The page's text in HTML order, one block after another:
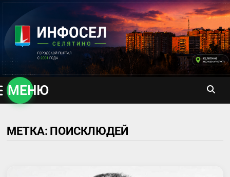
содержимому
МЕНЮ
МЕТКА: ПОИСКЛЮДЕЙ